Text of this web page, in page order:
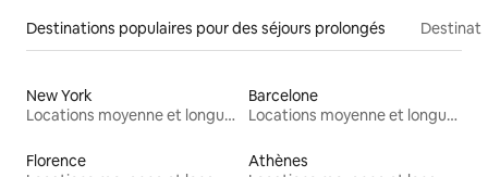
Destinations populaires pour des séjours prolongés
New York
Locations moyenne et longue durée
Barcelone
Locations moyenne et longue durée
Florence
Athènes